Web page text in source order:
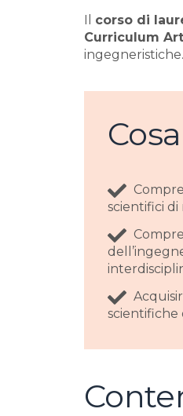
Il corso di
Curriculum
ingegneristiche.
scientifici di
scientifiche